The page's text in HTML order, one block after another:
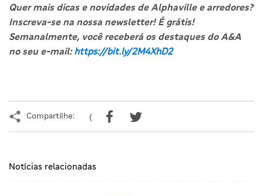
Quer mais dicas e novidades de Alphaville e arredores?
Inscreva-se na nossa newsletter! É grátis!
Semanalmente, você receberá os destaques do A&A
no seu e-mail:https://bit.ly/2M4XhD2
Compartilhe: (
Notícias relacionadas